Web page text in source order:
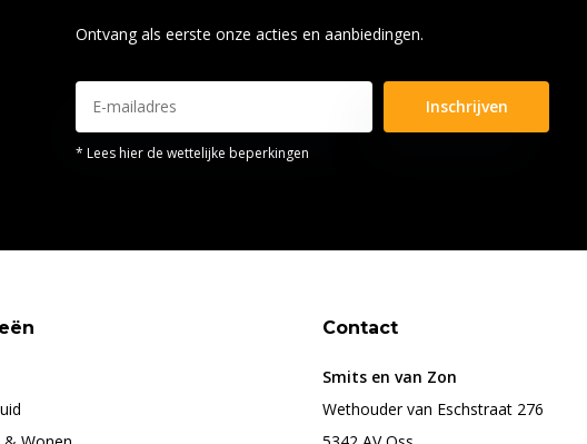
Ontvang als eerste onze acties en aanbiedingen.
Inschrijven
* Lees hier de wettelijke beperkingen
Contact
Smits en van Zon
Wethouder van Eschstraat 276